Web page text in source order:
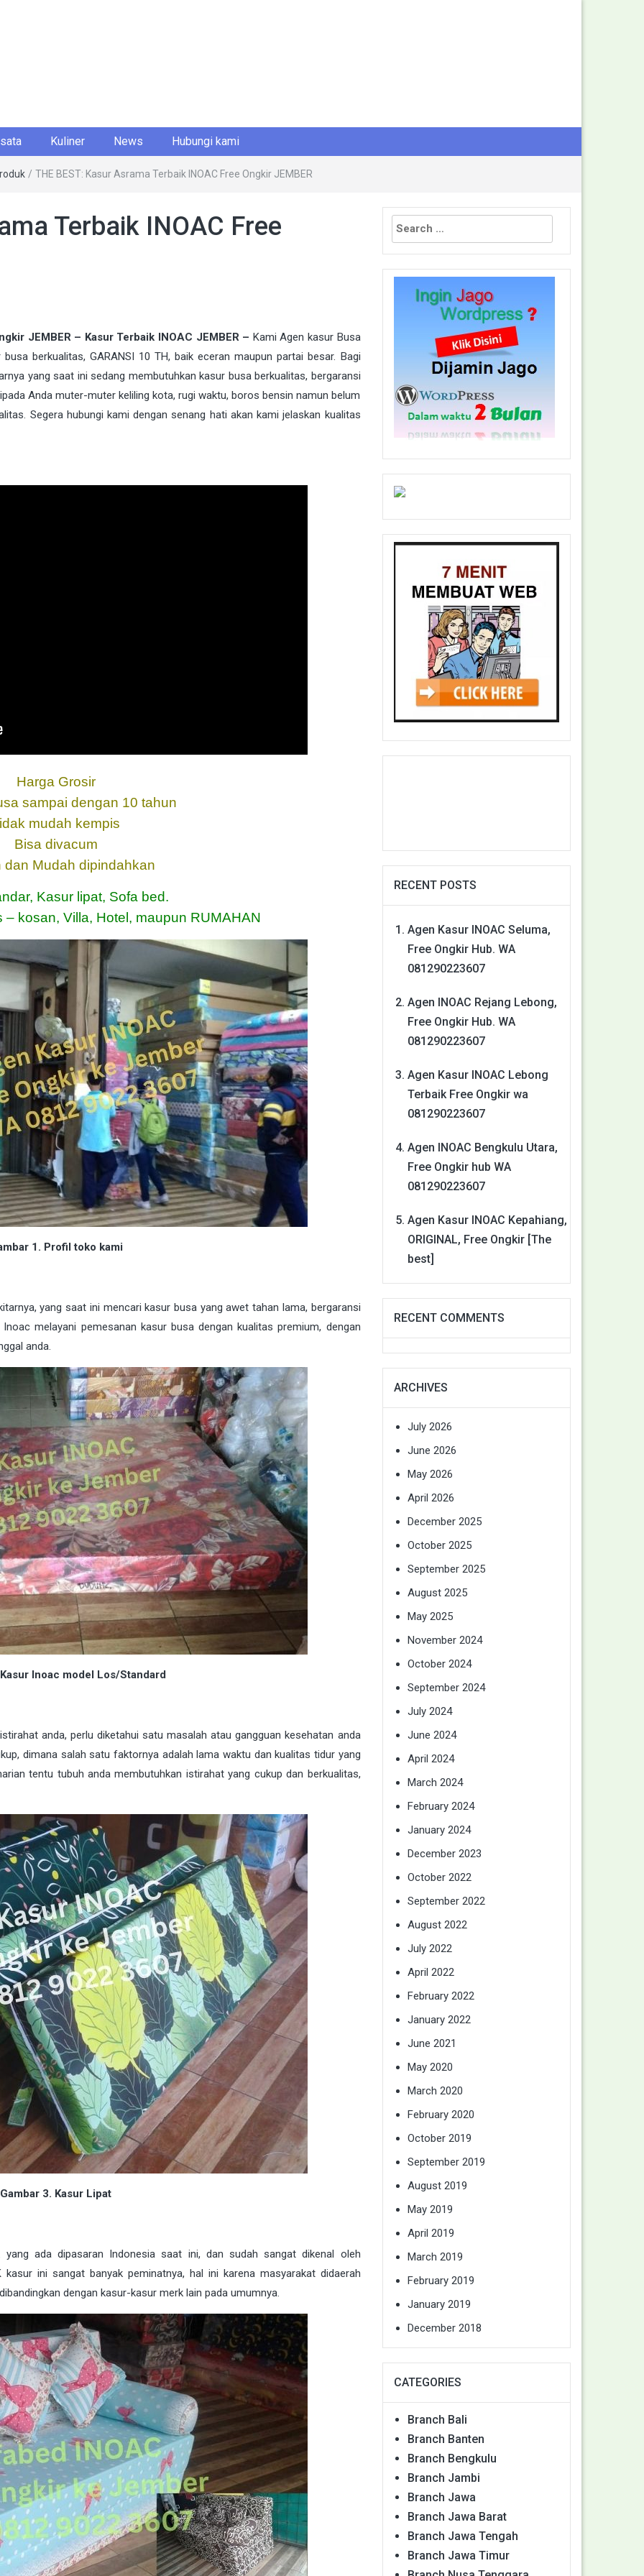
Kuliner News Hubungi kami
/ THE BEST: Kasur Asrama Terbaik INOAC Free Ongkir JEMBER
Terbaik INOAC Free
JEMBER – Kasur Terbaik INOAC JEMBER – Kami Agen kasur Busa
berkualitas, GARANSI 10 TH, baik eceran maupun partai besar. Bagi
yang saat ini sedang membutuhkan kasur busa berkualitas, bergaransi
Anda muter-muter keliling kota, rugi waktu, boros bensin namun belum
Segera hubungi kami dengan senang hati akan kami jelaskan kualitas
Harga Grosir
sampai dengan 10 tahun
mudah kempis
Bisa divacum
dan Mudah dipindahkan
Kasur lipat, Sofa bed.
kosan, Villa, Hotel, maupun RUMAHAN
1. Profil toko kami
yang saat ini mencari kasur busa yang awet tahan lama, bergaransi
melayani pemesanan kasur busa dengan kualitas premium, dengan
anda.
Inoac model Los/Standard
anda, perlu diketahui satu masalah atau gangguan kesehatan anda
dimana salah satu faktornya adalah lama waktu dan kualitas tidur yang
tentu tubuh anda membutuhkan istirahat yang cukup dan berkualitas,
Gambar 3. Kasur Lipat
ada dipasaran Indonesia saat ini, dan sudah sangat dikenal oleh
kasur ini sangat banyak peminatnya, hal ini karena masyarakat didaerah
dengan kasur-kasur merk lain pada umumnya.
Search
for:
RECENT POSTS
Agen Kasur INOAC Seluma,
Free Ongkir Hub. WA
081290223607
Agen INOAC Rejang Lebong,
Free Ongkir Hub. WA
081290223607
Agen Kasur INOAC Lebong
Terbaik Free Ongkir wa
081290223607
Agen INOAC Bengkulu Utara,
Free Ongkir hub WA
081290223607
Agen Kasur INOAC Kepahiang,
ORIGINAL, Free Ongkir [The
best]
RECENT COMMENTS
ARCHIVES
July 2026
June 2026
May 2026
April 2026
December 2025
October 2025
September 2025
August 2025
May 2025
November 2024
October 2024
September 2024
July 2024
June 2024
April 2024
March 2024
February 2024
January 2024
December 2023
October 2022
September 2022
August 2022
July 2022
April 2022
February 2022
January 2022
June 2021
May 2020
March 2020
February 2020
October 2019
September 2019
August 2019
May 2019
April 2019
March 2019
February 2019
January 2019
December 2018
CATEGORIES
Branch Bali
Branch Banten
Branch Bengkulu
Branch Jambi
Branch Jawa
Branch Jawa Barat
Branch Jawa Tengah
Branch Jawa Timur